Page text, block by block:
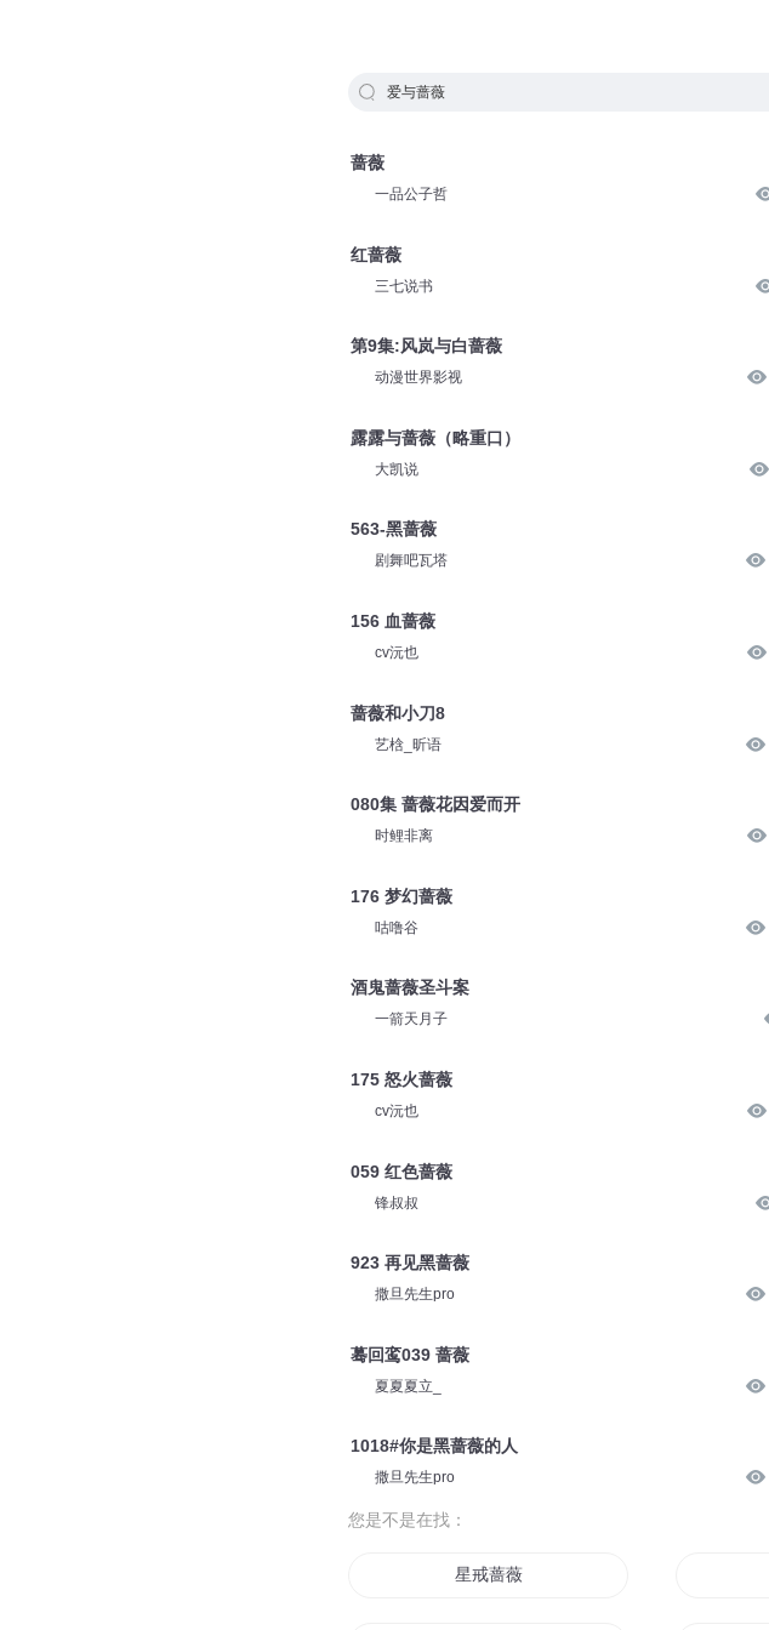
爱与蔷薇
蔷薇
一品公子哲
红蔷薇
三七说书
第9集:风岚与白蔷薇
动漫世界影视
露露与蔷薇（略重口）
大凯说
563-黑蔷薇
剧舞吧瓦塔
156 血蔷薇
cv沅也
蔷薇和小刀8
艺梒_昕语
080集 蔷薇花因爱而开
时鲤非离
176 梦幻蔷薇
咕噜谷
酒鬼蔷薇圣斗案
一箭天月子
175 怒火蔷薇
cv沅也
059 红色蔷薇
锋叔叔
923 再见黑蔷薇
撒旦先生pro
蓦回鸾039 蔷薇
夏夏夏立_
1018#你是黑蔷薇的人
撒旦先生pro
您是不是在找：
星戒蔷薇